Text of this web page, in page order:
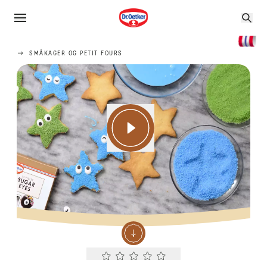
SMÅKAGER OG PETIT FOURS
Current rating 0.0. Click to rate.